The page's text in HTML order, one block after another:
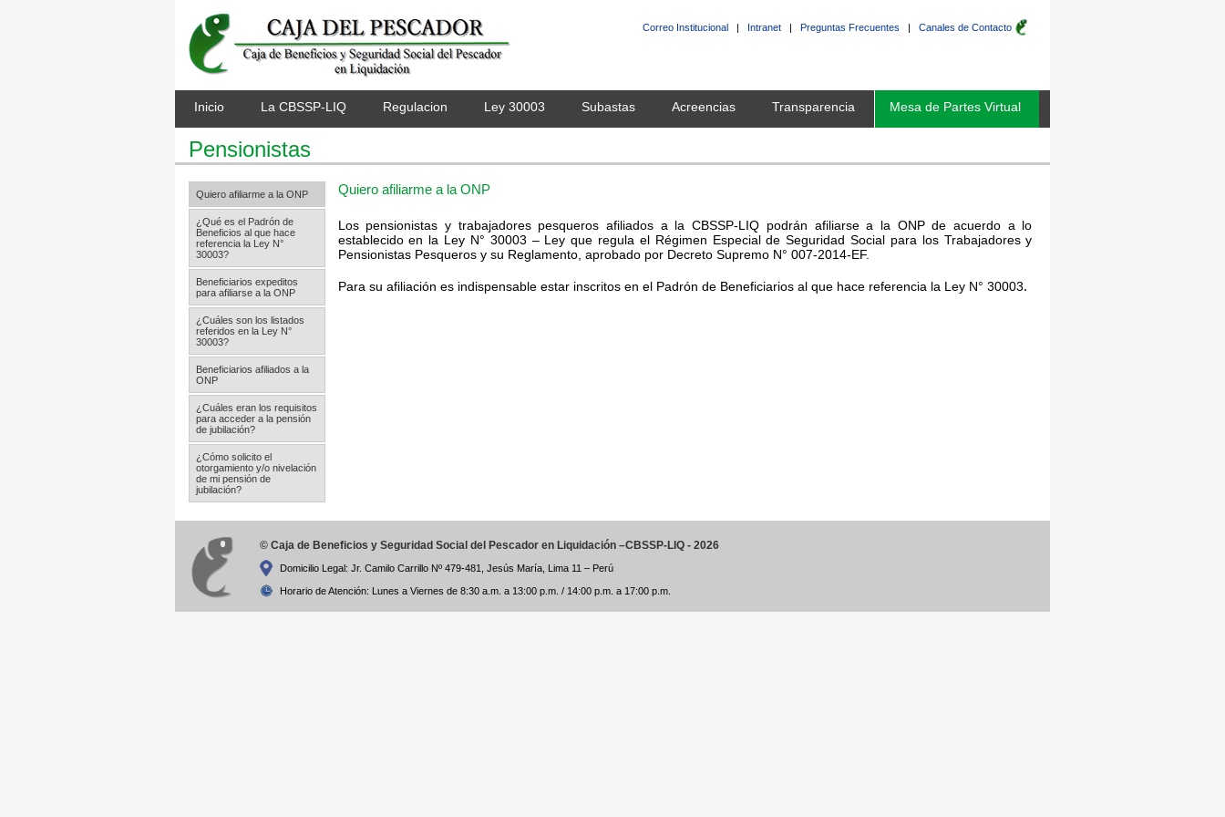
Correo Institucional | Intranet | Preguntas Frecuentes | Canales de Contacto
Inicio La CBSSP-LIQ Regulacion Ley 30003 Subastas Acreencias Transparencia Mesa de Partes Virtual
Pensionistas
Quiero afiliarme a la ONP
¿Qué es el Padrón de
Beneficios al que hace
referencia la Ley N°
30003?
Beneficiarios expeditos
para afiliarse a la ONP
¿Cuáles son los listados
referidos en la Ley N°
30003?
Beneficiarios afiliados a la
ONP
¿Cuáles eran los requisitos
para acceder a la pensión
de jubilación?
¿Cómo solicito el
otorgamiento y/o nivelación
de mi pensión de
jubilación?
Quiero afiliarme a la ONP
Los pensionistas y trabajadores pesqueros afiliados a la CBSSP-LIQ podrán afiliarse a la ONP de acuerdo a lo
establecido en la Ley N° 30003 – Ley que regula el Régimen Especial de Seguridad Social para los Trabajadores y
Pensionistas Pesqueros y su Reglamento, aprobado por Decreto Supremo N° 007-2014-EF.
Para su afiliación es indispensable estar inscritos en el Padrón de Beneficiarios al que hace referencia la Ley N° 30003.
© Caja de Beneficios y Seguridad Social del Pescador en Liquidación –CBSSP-LIQ - 2026
Domicilio Legal: Jr. Camilo Carrillo Nº 479-481, Jesús María, Lima 11 – Perú
Horario de Atención: Lunes a Viernes de 8:30 a.m. a 13:00 p.m. / 14:00 p.m. a 17:00 p.m.